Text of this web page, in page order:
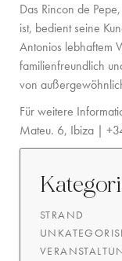
Das Rincon de
ist, bedient seine
Antonios lebhaftem
familienfreundlich
von
Für weitere
Mateu. 6, Ibiza |
STRAND